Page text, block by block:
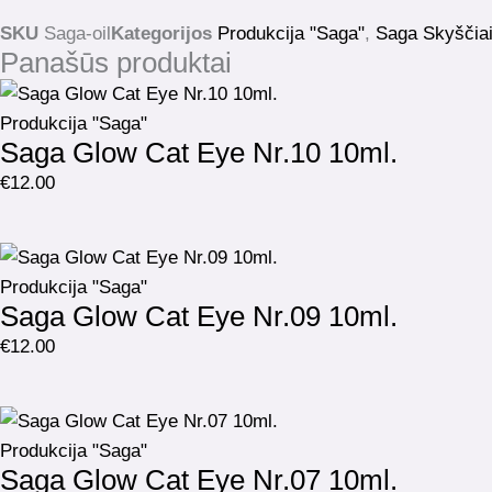
SKU Saga-oilKategorijos Produkcija "Saga", Saga
Panašūs produktai
Produkcija "Saga"
Saga Glow Cat Eye Nr.10 10ml.
€12.00
Produkcija "Saga"
Saga Glow Cat Eye Nr.09 10ml.
€12.00
Produkcija "Saga"
Saga Glow Cat Eye Nr.07 10ml.